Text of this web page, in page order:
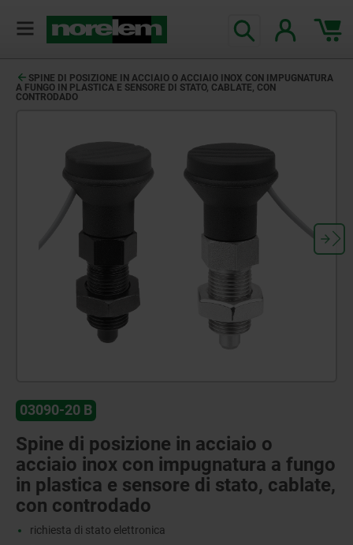
SPINE DI POSIZIONE IN ACCIAIO O ACCIAIO INOX CON IMPUGNATURA
A FUNGO IN PLASTICA E SENSORE DI STATO, CABLATE, CON
CONTRODADO
03090-20 B
Spine di posizione in acciaio o
acciaio inox con impugnatura a fungo
in plastica e sensore di stato, cablate,
con controdado
richiesta di stato elettronica